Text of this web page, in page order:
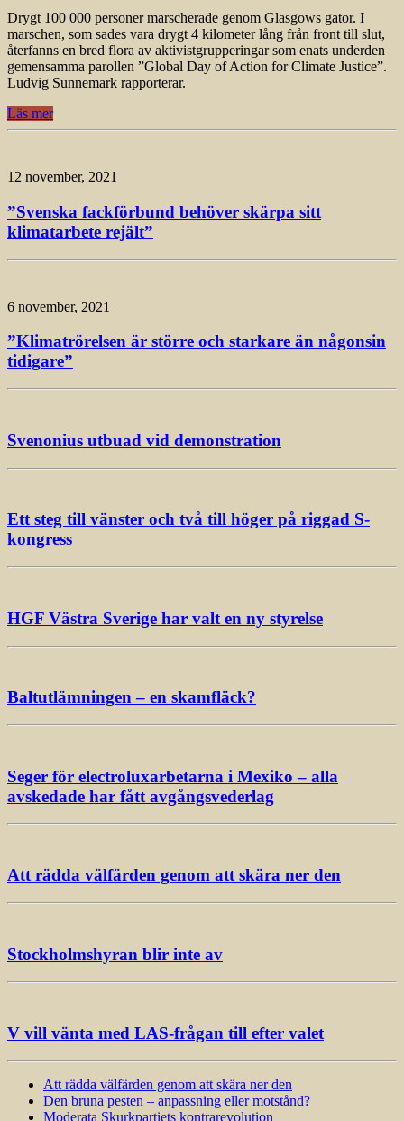
Drygt 100 000 personer marscherade genom Glasgows gator. I
marschen, som sades vara drygt 4 kilometer lång från front till slut,
återfanns en bred flora av aktivistgrupperingar som enats underden
gemensamma parollen ”Global Day of Action for Climate Justice”.
Ludvig Sunnemark rapporterar.
Läs mer
12 november, 2021
”Svenska fackförbund behöver skärpa sitt
klimatarbete rejält”
6 november, 2021
”Klimatrörelsen är större och starkare än någonsin
tidigare”
Svenonius utbuad vid demonstration
Ett steg till vänster och två till höger på riggad S-
kongress
HGF Västra Sverige har valt en ny styrelse
Baltutlämningen – en skamfläck?
Seger för electroluxarbetarna i Mexiko – alla
avskedade har fått avgångsvederlag
Att rädda välfärden genom att skära ner den
Stockholmshyran blir inte av
V vill vänta med LAS-frågan till efter valet
Att rädda välfärden genom att skära ner den
Den bruna pesten – anpassning eller motstånd?
Moderata Skurkpartiets kontrarevolution